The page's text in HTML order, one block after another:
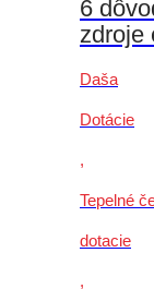
6
zdroje
Daša
Dotácie
,
Tepelné
dotacie
,